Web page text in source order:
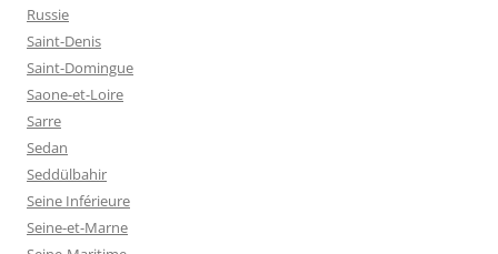
Russie
Saint-Denis
Saint-Domingue
Saone-et-Loire
Sarre
Sedan
Seddülbahir
Seine Inférieure
Seine-et-Marne